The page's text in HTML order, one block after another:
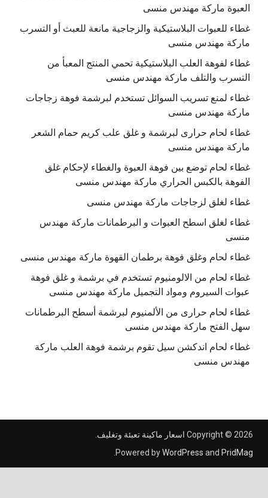
العبوة ماركة مهندس منسى
غطاء للعبوات البلاستيكية والزجاجية مانعة للعبث أو التسرب
ماركة مهندس منسى
غطاء لفوهة العلب البلاستيكية تحمي المنتج المعبأ من
التسرب والتلف ماركة مهندس منسى
غطاء لمنع تسريب السوائل تستخدم لبرشمة فوهة زجاجات
ماركة مهندس منسى
غطاء لحام حرارى لبرشمة و غلق علب كريم حمام الشعر
ماركة مهندس منسى
غطاء لحام توضع بين فوهة العبوة والغطاء لإحكام غلق
الفوهة بالكبس الحراري ماركة مهندس منسى
غطاء لغلق لزجاجات ماركة مهندس منسى
غطاء لغلق اسطح العبوات و البرطمانات ماركة مهندس
منسى
غطاء لحام وغلق فوهة برطمان القهوة ماركة مهندس منسى
غطاء لحام من الالومنيوم تستخدم في برشمة و غلق فوهة
عبوات السيروم ومواد التجميل ماركة مهندس منسى
غطاء لحام حرارى من الألمنيوم لبرشمة أسطح البرطمانات
سهل الفتح ماركة مهندس منسى
غطاء لحام اندكشن سيل تقوم برشمة فوهة العلب ماركة
مهندس منسى
Copyright © 2026اسعار ماكينة تعبئة وتغليف
Powered byWordPressandPridMag
.